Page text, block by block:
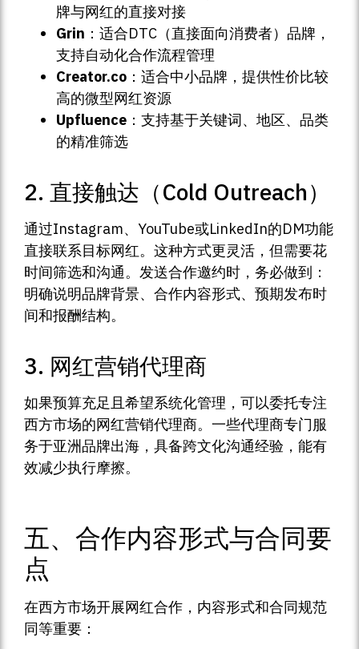
牌与网红的直接对接
Grin ：适合DTC（直接面向消费者）品牌，
支持自动化合作流程管理
Creator.co ：适合中小品牌，提供性价比较
高的微型网红资源
Upfluence ：支持基于关键词、地区、品类
的精准筛选
2. 直接触达（Cold Outreach）
通过Instagram、YouTube或LinkedIn的DM功能
直接联系目标网红。这种方式更灵活，但需要花
时间筛选和沟通。发送合作邀约时，务必做到：
明确说明品牌背景、合作内容形式、预期发布时
间和报酬结构。
3. 网红营销代理商
如果预算充足且希望系统化管理，可以委托专注
西方市场的网红营销代理商。一些代理商专门服
务于亚洲品牌出海，具备跨文化沟通经验，能有
效减少执行摩擦。
五、合作内容形式与合同要
点
在西方市场开展网红合作，内容形式和合同规范
同等重要：